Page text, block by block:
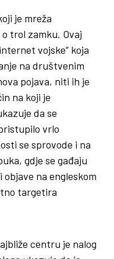
je mreža
trol zamku. Ovaj
vojske” koja
na društvenim
pojava, niti ih je
na koji je
da se
vrlo
se sprovode i na
gdje se gađaju
na engleskom
targetira
centru je nalog